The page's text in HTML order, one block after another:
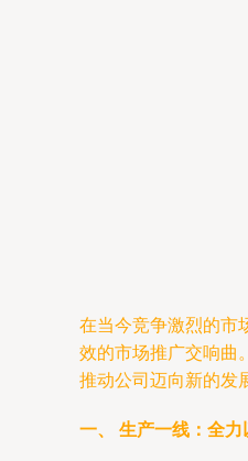
在当今竞争激烈的市
效的市场推广交响曲
推动公司迈向新的发
一、 生产一线：全